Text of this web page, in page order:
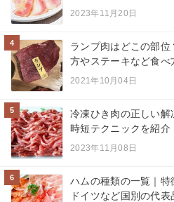
2023年11月20日
4
ランプ肉はどこの部
方やステーキなど食べ
2021年10月04日
5
冷凍ひき肉の正しい
時短テクニックを紹介
2023年11月08日
6
ハムの種類の一覧｜特
ドイツなど国別の代表